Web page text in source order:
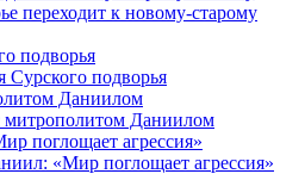
переходит к новому-старому
Сурского подворья
митрополитом Даниилом
«Мир поглощает агрессия»